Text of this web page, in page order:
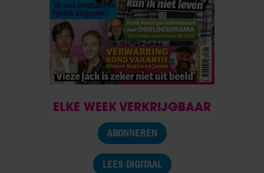
ELKE WEEK VERKRIJGBAAR
ABONNEREN
LEES DIGITAAL